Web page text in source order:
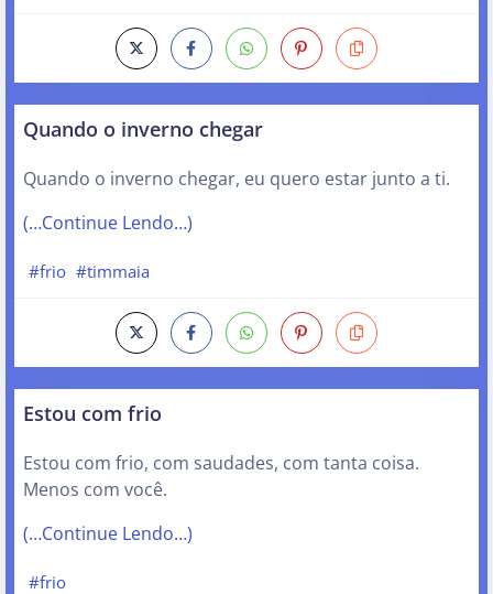
Quando o inverno chegar
Quando o inverno chegar, eu quero estar junto a ti.
(…Continue Lendo…)
#frio #timmaia
Estou com frio
Estou com frio, com saudades, com tanta coisa.
Menos com você.
(…Continue Lendo…)
#frio